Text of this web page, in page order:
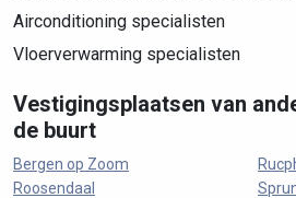
Airconditioning specialisten
Vloerverwarming specialisten
Vestigingsplaatsen van
de buurt
Bergen op Zoom
Roosendaal